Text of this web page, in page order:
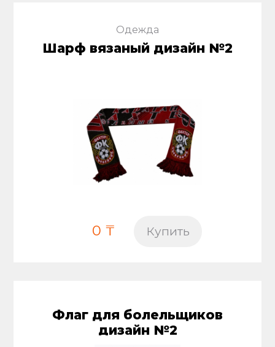
Одежда
Шарф вязаный дизайн №2
0 ₸ Купить
Флаг для болельщиков
дизайн №2